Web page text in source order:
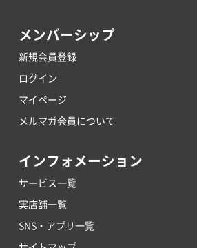
メンバーシップ
新規会員登録
ログイン
マイページ
メルマガ会員について
インフォメーション
サービス一覧
実店舗一覧
SNS・アプリ一覧